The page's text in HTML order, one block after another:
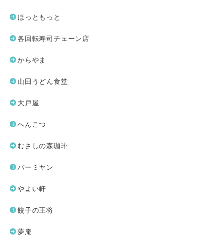
ほっともっと
各回転寿司チェーン店
からやま
山田うどん食堂
大戸屋
へんこつ
むさしの森珈琲
バーミヤン
やよい軒
餃子の王将
夢庵